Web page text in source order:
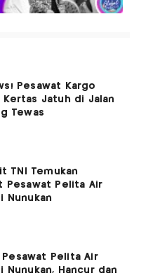
Pesawat Kargo
Kertas Jatuh di Jalan
Tewas
TNI Temukan
Pesawat Pelita Air
Nunukan
Pesawat Pelita Air
Nunukan, Hancur dan